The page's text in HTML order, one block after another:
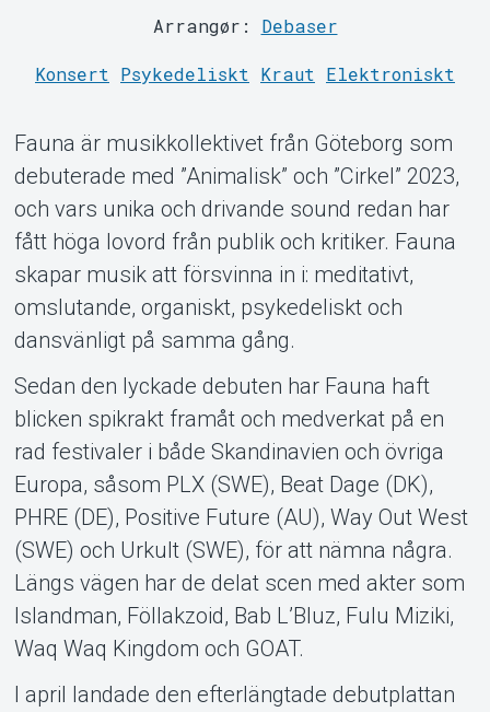
Om Tickster
Arrangør: Debaser
Konsert Psykedeliskt Kraut Elektroniskt
Fauna är musikkollektivet från Göteborg som
debuterade med ”Animalisk” och ”Cirkel” 2023,
och vars unika och drivande sound redan har
fått höga lovord från publik och kritiker. Fauna
skapar musik att försvinna in i: meditativt,
omslutande, organiskt, psykedeliskt och
dansvänligt på samma gång.
Sedan den lyckade debuten har Fauna haft
blicken spikrakt framåt och medverkat på en
rad festivaler i både Skandinavien och övriga
Europa, såsom PLX (SWE), Beat Dage (DK),
PHRE (DE), Positive Future (AU), Way Out West
(SWE) och Urkult (SWE), för att nämna några.
Längs vägen har de delat scen med akter som
Islandman, Föllakzoid, Bab L’Bluz, Fulu Miziki,
Waq Waq Kingdom och GOAT.
I april landade den efterlängtade debutplattan